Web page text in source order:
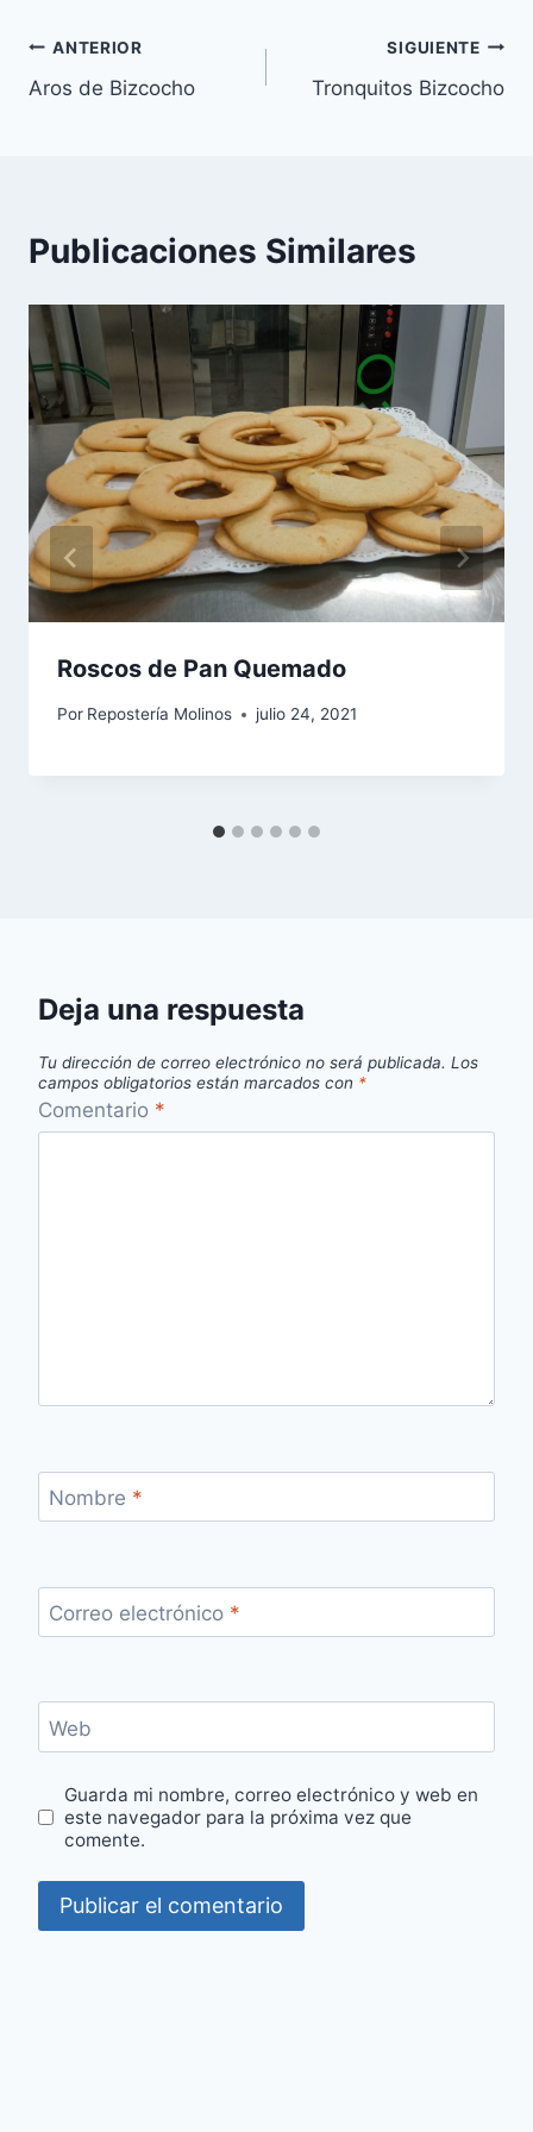
b
o
p
Navegación
de
ANTERIOR
Aros de Bizcocho
SIGUIENTE
Tronquitos Bizcocho
Publicaciones Similares
Roscos de Pan Quemado
Por Repostería Molinos julio 24, 2021
Deja una respuesta
Tu dirección de correo electrónico no será publicada. Los
campos obligatorios están marcados con *
Comentario *
Nombre *
Correo electrónico *
Web
Guarda mi nombre, correo electrónico y web en
este navegador para la próxima vez que
comente.